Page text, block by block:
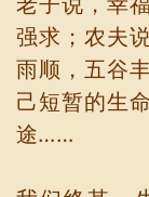
强求；农夫
雨顺，五谷
己短暂的生
途……